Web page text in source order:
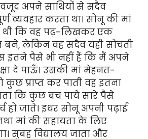
अपने साथियों से सदैव
व्यवहार करता था। सोनू की मां
थी कि वह पढ़-लिखकर एक
बने, लेकिन वह सदैव यही सोचती
इतने पैसे भी नहीं हैं कि मैं अपने
दे पाऊँ। उसकी मां मेहनत-
प्राप्त कर पाती वह इतना
कि कुछ बच पाये सारे पैसे
हो जाते। इधर सोनू अपनी पढ़ाई
मां की सहायता के लिए
सुबह विद्यालय जाता और